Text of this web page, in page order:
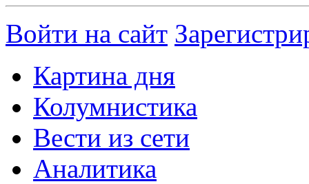
Войти на сайт
Картина дня
Колумнистика
Вести из сети
Аналитика